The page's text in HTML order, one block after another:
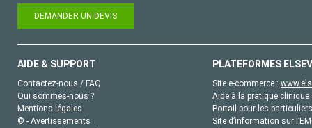
DEMANDER UN DEVIS
AIDE & SUPPORT
Contactez-nous / FAQ
Qui sommes-nous ?
Mentions légales
© - Avertissements
PLATEFORMES
Site e-commerce :
Aide à la pratique
Portail pour les
Site d’information sur